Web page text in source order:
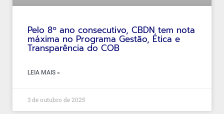
Pelo 8º ano consecutivo, CBDN tem nota
máxima no Programa Gestão, Ética e
Transparência do COB
LEIA MAIS »
3 de outubro de 2025